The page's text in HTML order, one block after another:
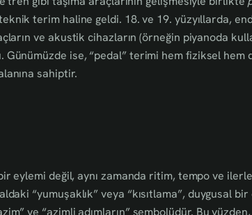
terim haline geldi. 18. ve 19. yüzyıllarda,
ve akustik cihazların (örneğin piyanoda
Günümüzde ise, “pedal” terimi hem fiziksel hem
sahiptir.
eylemi değil, aynı zamanda ritim, tempo ve
“yumuşaklık” veya “kısıtlama”, duygusal
ve “azimli adımların” sembolüdür. Bu